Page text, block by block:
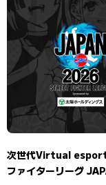
次世代Virtual
ファイターリーグ